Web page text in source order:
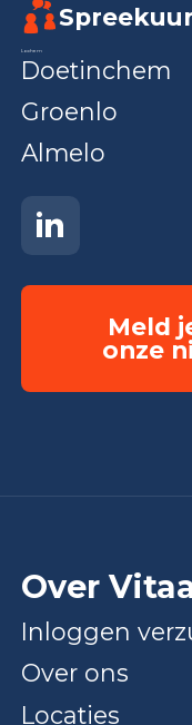
Lochem
Doetinchem
Groenlo
Almelo
Meld
onze
Over
Inloggen
Over ons
Locaties